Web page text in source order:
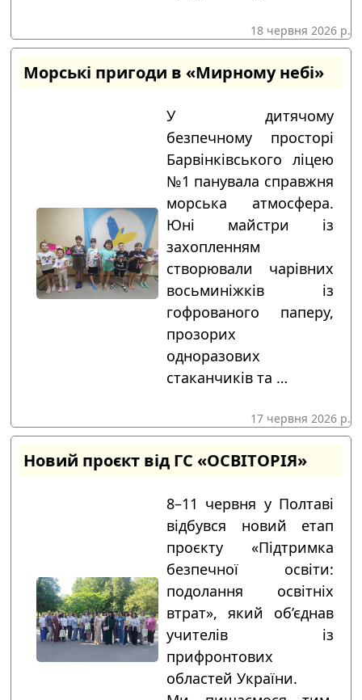
18 червня 2026 р.
Морські пригоди в «Мирному небі»
У дитячому
безпечному просторі
Барвінківського ліцею
№1 панувала справжня
морська атмосфера.
Юні майстри із
захопленням
створювали чарівних
восьминіжків із
гофрованого паперу,
прозорих
одноразових
стаканчиків та …
17 червня 2026 р.
Новий проєкт від ГС «ОСВІТОРІЯ»
8–11 червня у Полтаві
відбувся новий етап
проєкту «Підтримка
безпечної освіти:
подолання освітніх
втрат», який об’єднав
учителів із
прифронтових
областей України.